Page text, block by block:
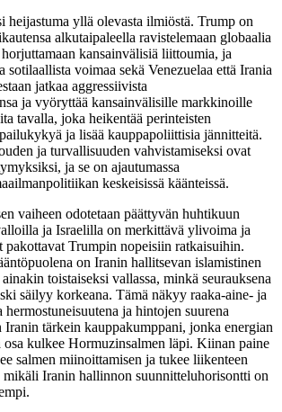
yllä olevasta ilmiöstä. Trump on
alkutaipaleella ravistelemaan globaalia
kansainvälisiä liittoumia, ja
sotilaallista voimaa sekä Venezuelaa että Irania
jatkaa aggressiivista
ja vyöryttää kansainvälisille markkinoille
tavalla, joka heikentää perinteisten
ja lisää kauppapoliittisia jännitteitä.
ja turvallisuuden vahvistamiseksi ovat
ja se on ajautumassa
keskeisissä käänteissä.
vaiheen odotetaan päättyvän huhtikuun
ja Israelilla on merkittävä ylivoima ja
pakottavat Trumpin nopeisiin ratkaisuihin.
on Iranin hallitsevan islamistinen
toistaiseksi vallassa, minkä seurauksena
säilyy korkeana. Tämä näkyy raaka-aine- ja
ja hintojen suurena
tärkein kauppakumppani, jonka energian
osa kulkee Hormuzinsalmen läpi. Kiinan paine
salmen miinoittamisen ja tukee liikenteen
mikäli Iranin hallinnon suunnitteluhorisontti on